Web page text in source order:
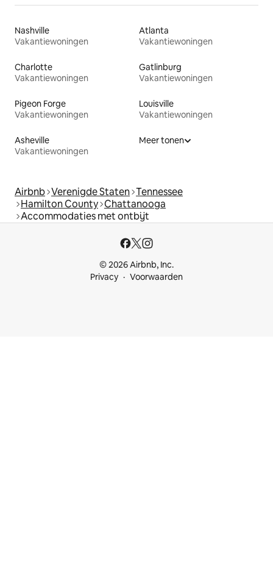
Nashville
Vakantiewoningen
Atlanta
Vakantiewoningen
Charlotte
Vakantiewoningen
Gatlinburg
Vakantiewoningen
Pigeon Forge
Vakantiewoningen
Louisville
Vakantiewoningen
Asheville
Vakantiewoningen
Meer tonen
Airbnb Verenigde Staten Tennessee
Hamilton County Chattanooga
Accommodaties met ontbijt
© 2026 Airbnb, Inc.
Privacy
Voorwaarden